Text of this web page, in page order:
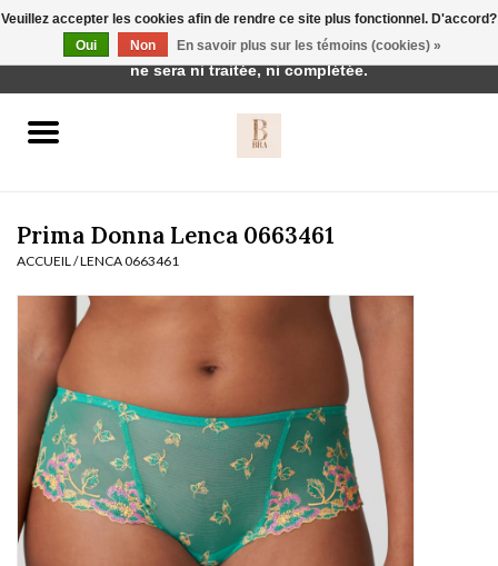
vêtements de nuit
Réduction
Homewear
Badmode
Lingerie-accessoires
Prima Donna Lenca 0663461
ACCUEIL /LENCA 0663461
Veuillez accepter les cookies afin de rendre ce site plus fonctionnel. D'accord?
Oui
Non En savoir plus sur les témoins (cookies) »
Cette boutique est en construction. Toute commande passée
ne sera ni traitée, ni complétée.